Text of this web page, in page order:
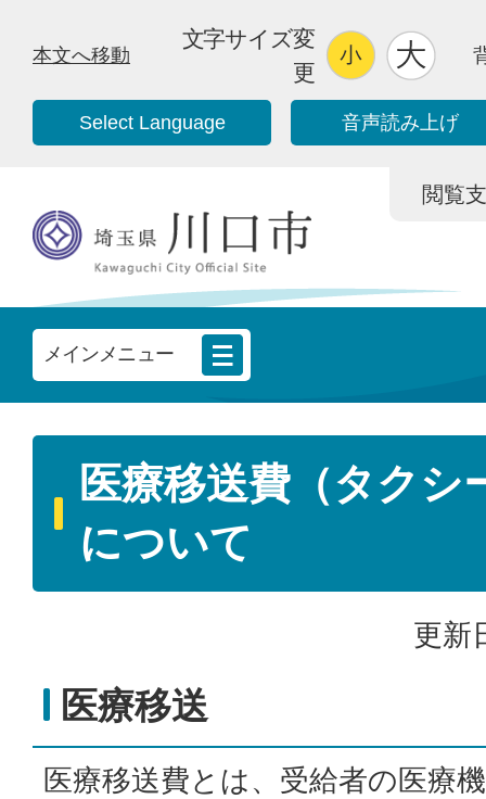
本文へ移動
文字サイズ変
更
Select Language 音声読み上げ
閲覧
メインメニュー
医療移送費（タクシ
について
更新
医療移送
医療移送費とは、受給者の医療